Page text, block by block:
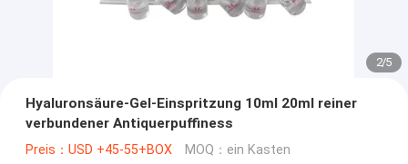
2/5
Hyaluronsäure-Gel-Einspritzung 10ml 20ml reiner
verbundener Antiquerpuffiness
Preis：USD +45-55+BOX MOQ：ein Kasten